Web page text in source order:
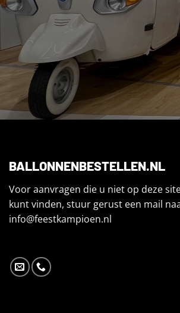
BALLONNENBESTELLEN.NL
Voor aanvragen die u niet op deze
kunt vinden, stuur gerust een mail
info@feestkampioen.nl